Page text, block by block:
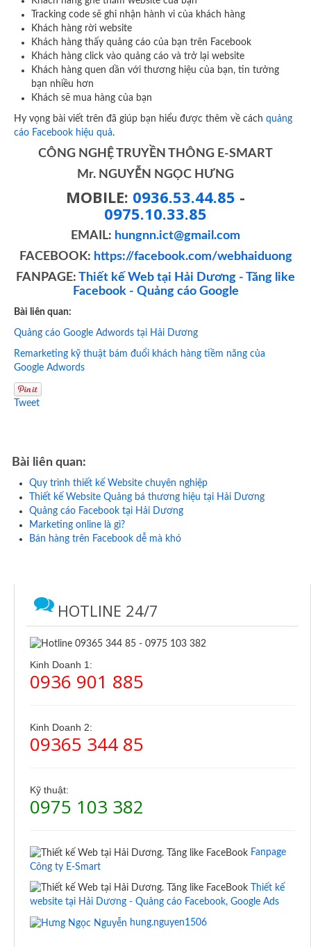
Tracking code sẽ ghi nhận hành vi của khách hàng
Khách hàng rời website
Khách hàng thấy quảng cáo của bạn trên Facebook
Khách hàng click vào quảng cáo và trở lại website
Khách hàng quen dần với thương hiệu của bạn, tin tưởng
bạn nhiều hơn
Khách sẽ mua hàng của bạn
Hy vọng bài viết trên đã giúp bạn hiểu được thêm về cách quảng
cáo Facebook hiệu quả.
CÔNG NGHỆ TRUYỀN THÔNG E-SMART
Mr. NGUYỄN NGỌC HƯNG
MOBILE: 0936.53.44.85 -
0975.10.33.85
EMAIL: hungnn.ict@gmail.com
FACEBOOK: https://facebook.com/webhaiduong
FANPAGE:
Thiết kế Web tại Hải Dương - Tăng like
Facebook - Quảng cáo Google
Bài liên quan:
Quảng cáo Google Adwords tại Hải Dương
Remarketing kỹ thuật bám đuổi khách hàng tiềm năng của
Google Adwords
Tweet
Bài liên quan:
Quy trình thiết kế Website chuyên nghiệp
Thiết kế Website Quảng bá thương hiệu tại Hải Dương
Quảng cáo Facebook tại Hải Dương
Marketing online là gì?
Bán hàng trên Facebook dễ mà khó
HOTLINE 24/7
Kinh Doanh 1:
0936 901 885
Kinh Doanh 2:
09365 344 85
Kỹ thuật:
0975 103 382
Fanpage
Công ty E-Smart
Thiết kế
website tại Hải Dương - Quảng cáo Facebook, Google Ads
hung.nguyen1506